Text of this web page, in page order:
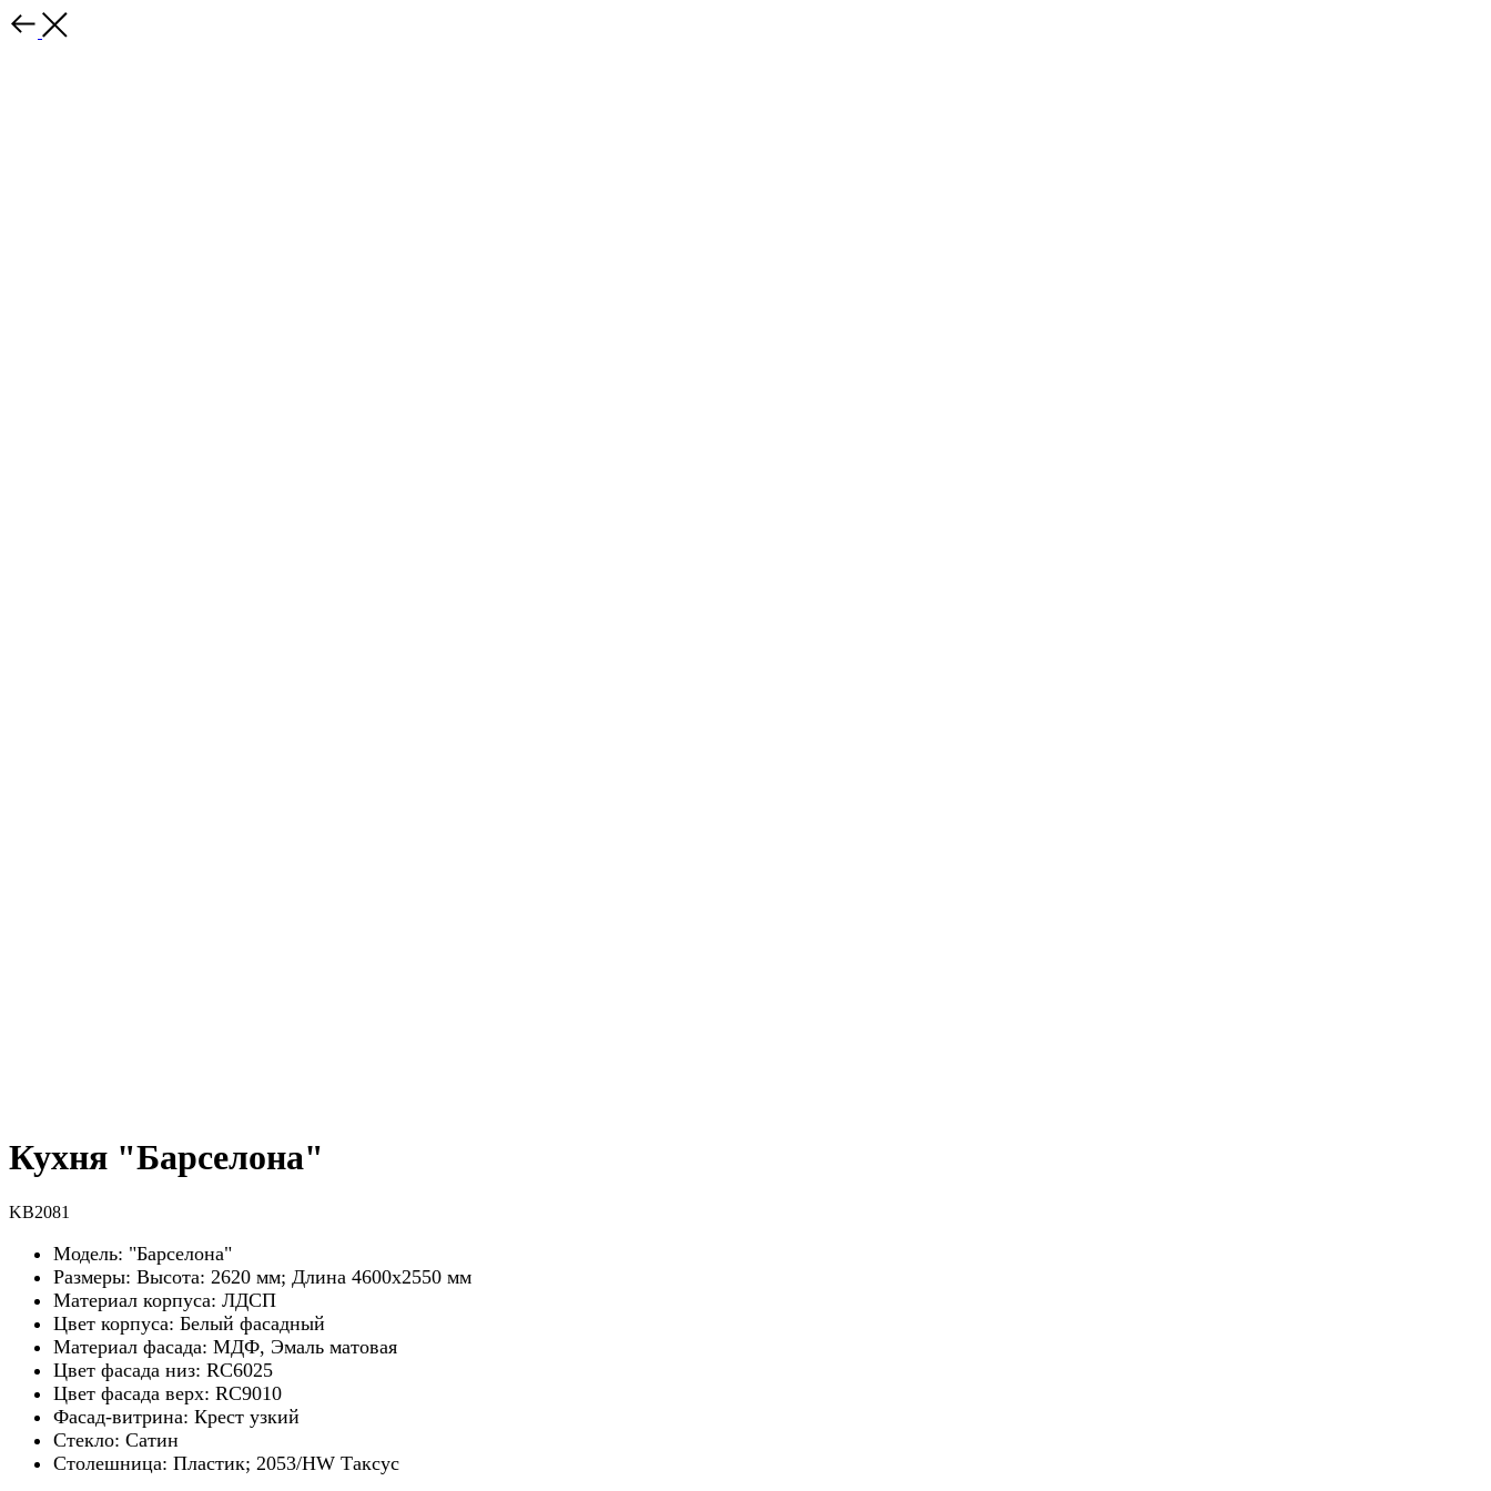
Кухня "Барселона"
KB2081
Модель: "Барселона"
Размеры: Высота: 2620 мм; Длина 4600х2550 мм
Материал корпуса: ЛДСП
Цвет корпуса: Белый фасадный
Материал фасада: МДФ, Эмаль матовая
Цвет фасада низ: RC6025
Цвет фасада верх: RC9010
Фасад-витрина: Крест узкий
Стекло: Сатин
Столешница: Пластик; 2053/HW Таксус